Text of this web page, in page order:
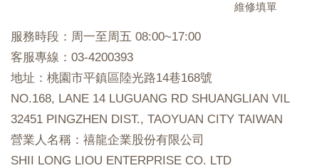
維修填單
服務時段：周一至周五 08:00~17:00
客服專線：03-4200393
地址：桃園市平鎮區陸光路14巷168號
NO.168, LANE 14 LUGUANG RD SHUANGLIAN VIL
32451 PINGZHEN DIST., TAOYUAN CITY TAIWAN
營業人名稱：禧龍企業股份有限公司
SHII LONG LIOU ENTERPRISE CO. LTD